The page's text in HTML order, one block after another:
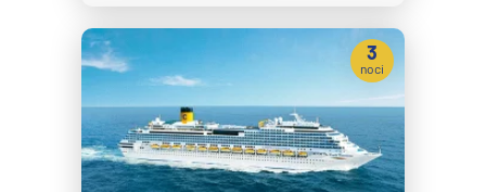
MSC Seashore
MSC Seaside
MSC Seaview
MSC Sinfonia
MSC Splendida
3
noci